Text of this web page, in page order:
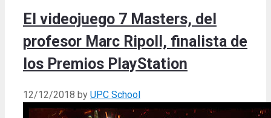
El videojuego 7 Masters, del
profesor Marc Ripoll, finalista de
los Premios PlayStation
12/12/2018 by UPC School